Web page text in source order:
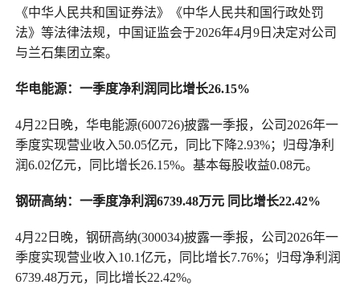
《中华人民共和国证券法》《中华人民共和国行政处罚
法》等法律法规，中国证监会于2026年4月9日决定对公司
与兰石集团立案。
华电能源：一季度净利润同比增长26.15%
4月22日晚，华电能源(600726)披露一季报，公司2026年一
季度实现营业收入50.05亿元，同比下降2.93%；归母净利
润6.02亿元，同比增长26.15%。基本每股收益0.08元。
钢研高纳：一季度净利润6739.48万元 同比增长22.42%
4月22日晚，钢研高纳(300034)披露一季报，公司2026年一
季度实现营业收入10.1亿元，同比增长7.76%；归母净利润
6739.48万元，同比增长22.42%。